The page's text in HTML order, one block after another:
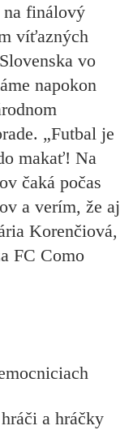
na finálový
víťazných
vo
napokon
„Futbal je
makať! Na
čaká počas
a verím, že aj
Korenčiová,
FC Como
a hráčky